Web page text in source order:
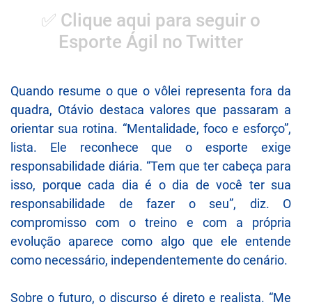
✅ Clique aqui para seguir o
Esporte Ágil no Twitter
Quando resume o que o vôlei representa fora da
quadra, Otávio destaca valores que passaram a
orientar sua rotina. “Mentalidade, foco e esforço”,
lista. Ele reconhece que o esporte exige
responsabilidade diária. “Tem que ter cabeça para
isso, porque cada dia é o dia de você ter sua
responsabilidade de fazer o seu”, diz. O
compromisso com o treino e com a própria
evolução aparece como algo que ele entende
como necessário, independentemente do cenário.
Sobre o futuro, o discurso é direto e realista. “Me